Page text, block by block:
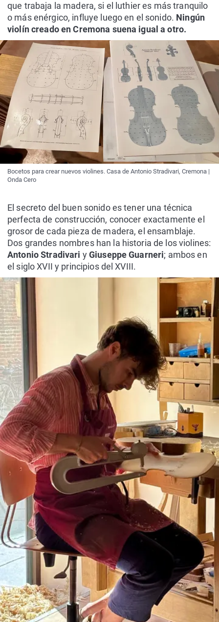
que trabaja la madera, si el luthier es más tranquilo
o más enérgico, influye luego en el sonido. Ningún
violín creado en Cremona suena igual a otro.
Bocetos para crear nuevos violines. Casa de Antonio Stradivari, Cremona |
Onda Cero
El secreto del buen sonido es tener una técnica
perfecta de construcción, conocer exactamente el
grosor de cada pieza de madera, el ensamblaje.
Dos grandes nombres han la historia de los violines:
Antonio Stradivari yGiuseppe Guarneri; ambos en
el siglo XVII y principios del XVIII.